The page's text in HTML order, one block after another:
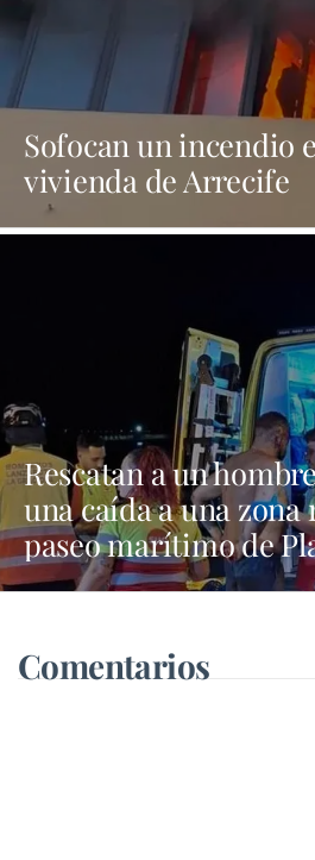
Sofocan un incendio
vivienda de Arrecife
Rescatan a un
una caída a una zona
paseo marítimo de
Comentarios